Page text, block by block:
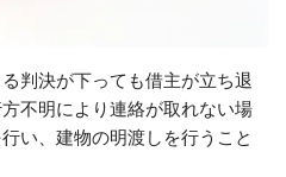
判決が下っても借主が立ち退
不明により連絡が取れない場
い、建物の明渡しを行うこと